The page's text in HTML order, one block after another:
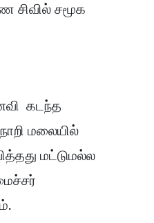
சிவில் சமூக
கடந்த
மலையில்
மட்டுமல்ல